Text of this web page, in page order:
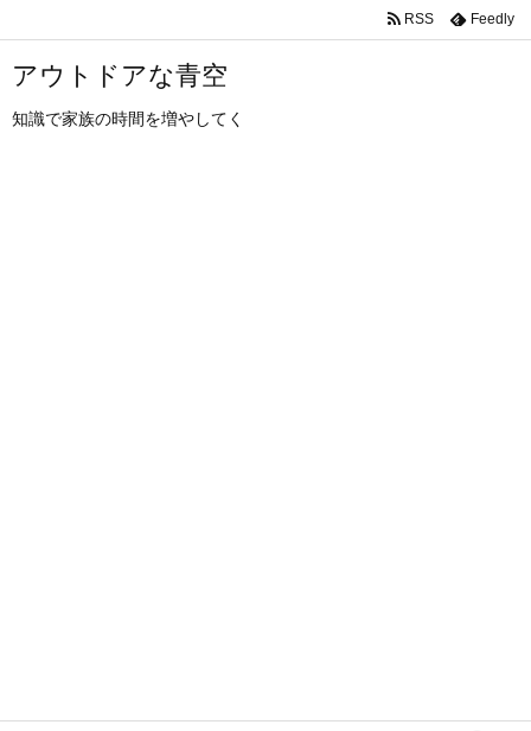
アウトドアな青空
知識で家族の時間を増やしてく
RSS Feedly